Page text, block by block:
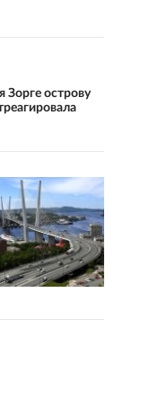
Зорге острову